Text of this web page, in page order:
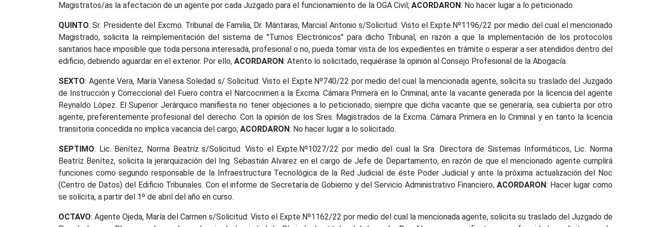
Magistratos/as la afectación de un agente por cada Juzgado para el funcionamiento de la OGA Civil; ACORDARON: No hacer lugar a lo peticionado.
QUINTO: Sr. Presidente del Excmo. Tribunal de Familia, Dr. Mántaras, Marcial Antonio s/Solicitud: Visto el Expte.Nº1196/22 por medio del cual el mencionado
Magistrado, solicita la reimplementación del sistema de "Turnos Electrónicos" para dicho Tribunal, en razón a que la implementación de los protocolos
sanitarios hace imposible que toda persona interesada, profesional o no, pueda tomar vista de los expedientes en trámite o esperar a ser atendidos dentro del
edificio, debiendo aguardar en el exterior. Por ello, ACORDARON: Atento lo solicitado, requiérase la opinión al Consejo Profesional de la Abogacía.
SEXTO: Agente Vera, María Vanesa Soledad s/ Solicitud: Visto el Expte.Nº740/22 por medio del cual la mencionada agente, solicita su traslado del Juzgado
de Instrucción y Correccional del Fuero contra el Narcocrimen a la Excma. Cámara Primera en lo Criminal, ante la vacante generada por la licencia del agente
Reynaldo López. El Superior Jerárquico manifiesta no tener objeciones a lo peticionado, siempre que dicha vacante que se generaría, sea cubierta por otro
agente, preferentemente profesional del derecho. Con la opinión de los Sres. Magistrados de la Excma. Cámara Primera en lo Criminal y en tanto la licencia
transitoria concedida no implica vacancia del cargo; ACORDARON: No hacer lugar a lo solicitado.
SEPTIMO: Lic. Benítez, Norma Beatríz s/Solicitud: Visto el Expte.Nº1027/22 por medio del cual la Sra. Directora de Sistemas Informáticos, Lic. Norma
Beatríz Benítez, solicita la jerarquización del Ing. Sebastián Alvarez en el cargo de Jefe de Departamento, en razón de que el mencionado agente cumplirá
funciones como segundo responsable de la Infraestructura Tecnológica de la Red Judicial de éste Poder Judicial y ante la próxima actualización del Noc
(Centro de Datos) del Edificio Tribunales. Con el informe de Secretaría de Gobierno y del Servicio Administrativo Financiero, ACORDARON: Hacer lugar como
se solicita, a partir del 1º de abril del año en curso.
OCTAVO: Agente Ojeda, María del Carmen s/Solicitud: Visto el Expte.Nº1162/22 por medio del cual la mencionada agente, solicita su traslado del Juzgado de